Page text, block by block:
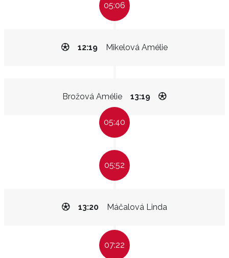
05:06
Mikelová Amélie
12:19
Brožová Amélie 13:19
05:40
05:52
Máčalová Linda
13:20
07:22